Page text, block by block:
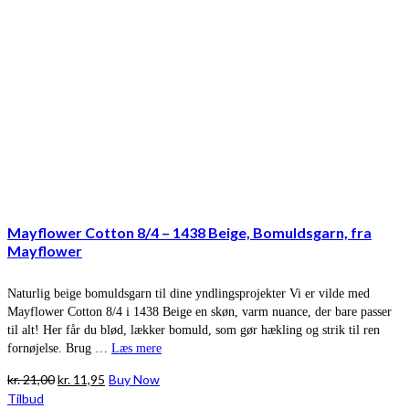
Mayflower Cotton 8/4 – 1438 Beige, Bomuldsgarn, fra
Mayflower
Naturlig beige bomuldsgarn til dine yndlingsprojekter Vi er vilde med
Mayflower Cotton 8/4 i 1438 Beige en skøn, varm nuance, der bare passer
til alt! Her får du blød, lækker bomuld, som gør hækling og strik til ren
fornøjelse. Brug … Læs mere
kr.21,00Den
kr. 11,95 Den
Buy Now
Tilbud